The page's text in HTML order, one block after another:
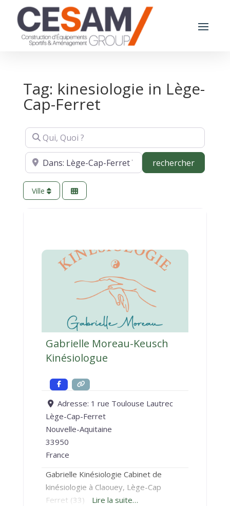
Tag: kinesiologie in Lège-
Cap-Ferret
Qui, Quoi ?
Où ? rechercher
Ville
Gabrielle Moreau-Keusch
Kinésiologue
Adresse: 1 rue Toulouse Lautrec
Lège-Cap-Ferret
Nouvelle-Aquitaine
33950
France
Gabrielle Kinésiologie Cabinet de
kinésiologie à Claouey, Lège-Cap
Ferret (33)
Lire la suite…